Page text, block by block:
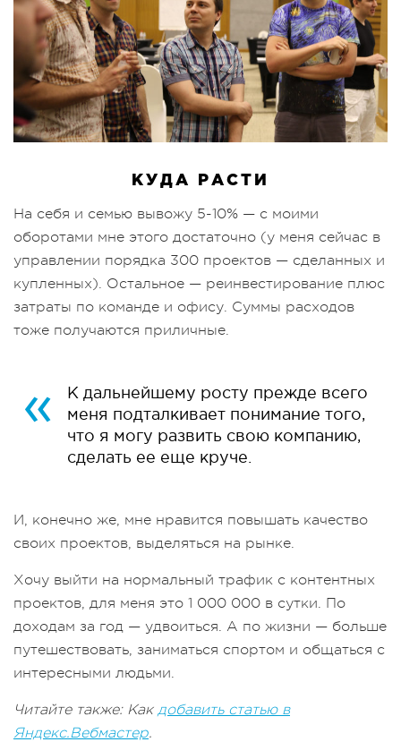
КУДА РАСТИ
На себя и семью вывожу 5-10% — с моими
оборотами мне этого достаточно (у меня сейчас в
управлении порядка 300 проектов — сделанных и
купленных). Остальное — реинвестирование плюс
затраты по команде и офису. Суммы расходов
тоже получаются приличные.
К дальнейшему росту прежде всего
меня подталкивает понимание того,
что я могу развить свою компанию,
сделать ее еще круче.
И, конечно же, мне нравится повышать качество
своих проектов, выделяться на рынке.
Хочу выйти на нормальный трафик с контентных
проектов, для меня это 1 000 000 в сутки. По
доходам за год — удвоиться. А по жизни — больше
путешествовать, заниматься спортом и общаться с
интересными людьми.
Читайте также: Как добавить статью в
Яндекс.Вебмастер.